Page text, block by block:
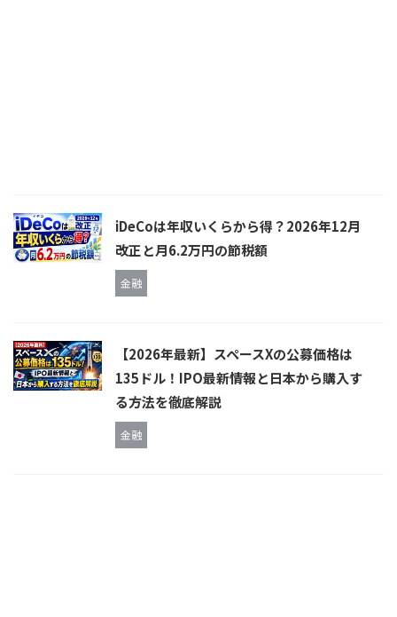
iDeCoは年収いくらから得？2026年12月
改正と月6.2万円の節税額
金融
【2026年最新】スペースXの公募価格は
135ドル！IPO最新情報と日本から購入す
る方法を徹底解説
金融